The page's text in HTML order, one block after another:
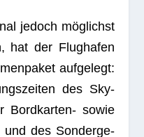
jedoch mög­lichst
hat der Flug­ha­fen
auf­ge­legt:
des Sky­
Bor­d­­kar­ten- sowie
und des Son­der­ge­